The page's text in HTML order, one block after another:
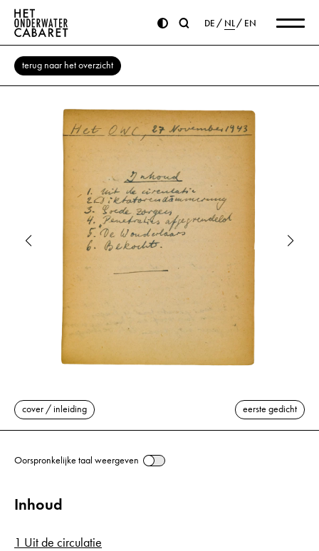
DE NL EN
terug naar het overzicht
cover / inleiding eerste gedicht
Oorspronkelijke taal weergeven
Inhoud
1 Uit de circulatie